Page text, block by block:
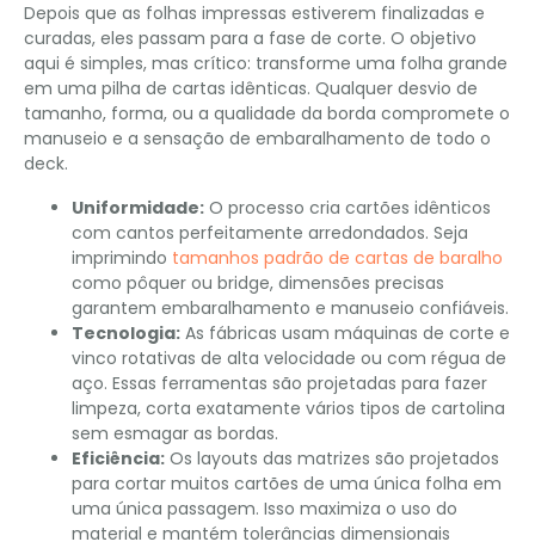
Depois que as folhas impressas estiverem finalizadas e
curadas, eles passam para a fase de corte. O objetivo
aqui é simples, mas crítico: transforme uma folha grande
em uma pilha de cartas idênticas. Qualquer desvio de
tamanho, forma, ou a qualidade da borda compromete o
manuseio e a sensação de embaralhamento de todo o
deck.
Uniformidade: O processo cria cartões idênticos
com cantos perfeitamente arredondados. Seja
imprimindo tamanhos padrão de cartas de baralho
como pôquer ou bridge, dimensões precisas
garantem embaralhamento e manuseio confiáveis.
Tecnologia: As fábricas usam máquinas de corte e
vinco rotativas de alta velocidade ou com régua de
aço. Essas ferramentas são projetadas para fazer
limpeza, corta exatamente vários tipos de cartolina
sem esmagar as bordas.
Eficiência: Os layouts das matrizes são projetados
para cortar muitos cartões de uma única folha em
uma única passagem. Isso maximiza o uso do
material e mantém tolerâncias dimensionais